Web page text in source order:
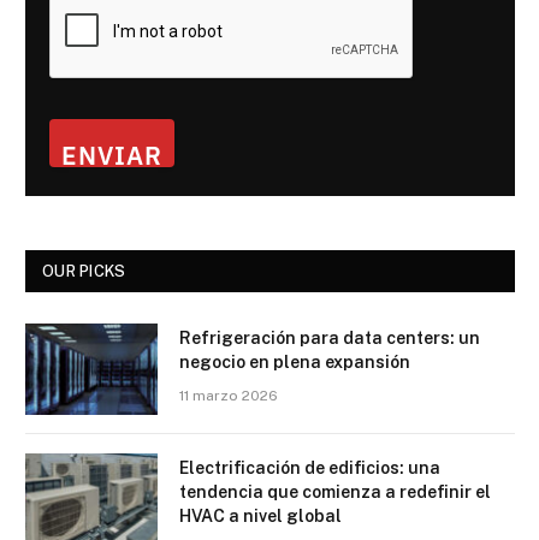
ENVIAR
OUR PICKS
Refrigeración para data centers: un
negocio en plena expansión
11 marzo 2026
Electrificación de edificios: una
tendencia que comienza a redefinir el
HVAC a nivel global